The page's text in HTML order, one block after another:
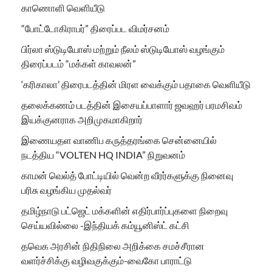
காணொளி வெளியீடு
“போட்டோகிராபர்” திரைப்பட விமர்சனம்
பிர்லா ஸ்டுடியோஸ் மற்றும் நீலம் ஸ்டுடியோஸ் வழங்கும்
திரைப்படம் “மக்கள் காவலன்”
‘கரிகாலா’ திரைபடத்தின் மிரள வைக்கும் பதாகை வெளியீடு
தலைக்கணம் படத்தின் இசையப்பாளார் ஜவஹர் பரமசிவம்
இயக்குனராக அறிமுகமாகிறார்
இணையதள வாணிப கருத்தரங்கை சென்னையில்
நடத்திய “VOLTEN HQ INDIA” நிறுவனம்
காமன் வெல்த் போட்டியில் வென்ற வீரர்களுக்கு நினைவு
பரிசு வழங்கிய முதல்வர்
தமிழ்நாடு பட்ஜெட் மக்களின் எதிர்பார்ப்புகளை நிறைவு
செய்யவில்லை -இந்தியக் கம்யூனிஸ்ட் கட்சி
தவெக அரசின் நிதிநிலை அறிக்கை சமச்சீரான
வளர்ச்சிக்கு வழிவகுக்கும்-வைகோ பாராட்டு